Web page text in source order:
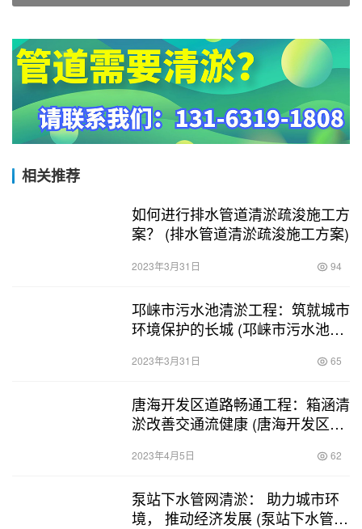
相关推荐
如何进行排水管道清淤疏浚施工方
案？ (排水管道清淤疏浚施工方案)
2023年3月31日 94
邛崃市污水池清淤工程：筑就城市
环境保护的长城 (邛崃市污水池清
2023年3月31日 65
唐海开发区道路畅通工程：箱涵清
淤改善交通流健康 (唐海开发区箱
2023年4月5日 62
泵站下水管网清淤： 助力城市环
境， 推动经济发展 (泵站下水管网